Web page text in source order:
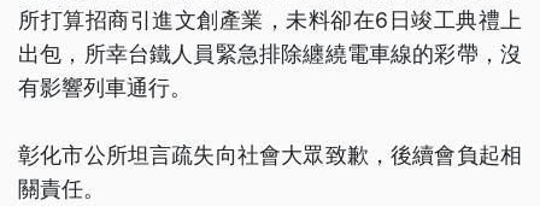
所打算招商引進文創產業，未料卻在6日竣工典禮上
出包，所幸台鐵人員緊急排除纏繞電車線的彩帶，沒
有影響列車通行。
彰化市公所坦言疏失向社會大眾致歉，後續會負起相
關責任。